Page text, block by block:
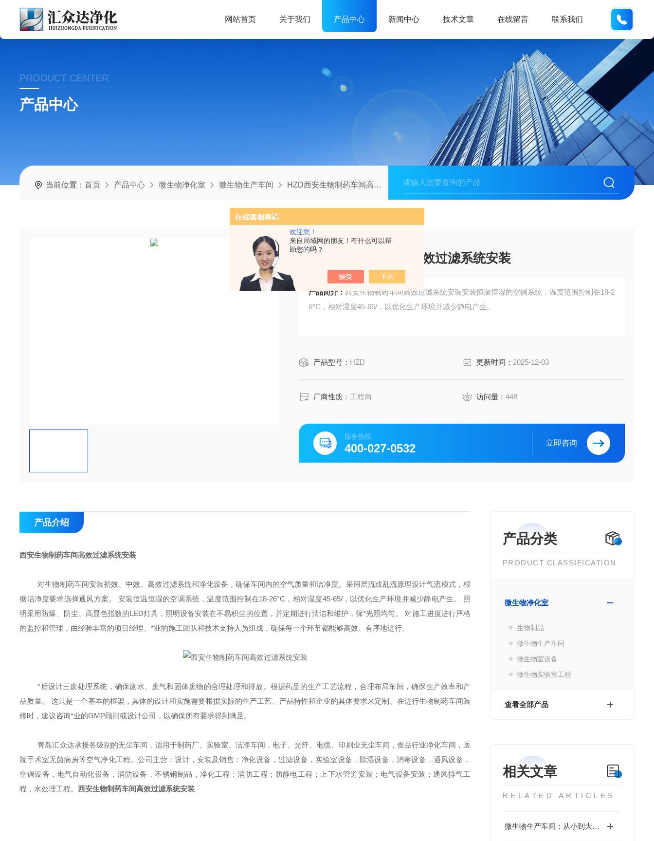
欢迎您！
来自局域网的朋友！有什么可以帮
助您的吗？
网站首页 关于我们 产品中心 新闻中心 技术文章 在线留言 联系我们
PRODUCT CENTER
产品中心
当前位置：首页 产品中心 微生物净化室 微生物生产车间 HZD西安生物制药车间高效过滤系统安装
西安生物制药车间高效过滤系统安装
产品简介： 西安生物制药车间高效过滤系统安装安装恒温恒湿的空调系统，温度范围控制在18-2
6°C，相对湿度45-65/，以优化生产环境并减少静电产生。
产品型号： HZD 更新时间： 2025-12-03
厂商性质： 工程商 访问量： 448
服务热线
400-027-0532 立即咨询
产品分类
PRODUCT CLASSIFICATION
微生物净化室
生物制品
微生物生产车间
微生物室设备
微生物实验室工程
查看全部产品
相关文章
RELATED ARTICLES
微生物生产车间：从小到大的制造奇迹
产品介绍
西安生物制药车间高效过滤系统安装
对生物制药车间安装初效、中效、高效过滤系统和净化设备，确保车间内的空气质量和洁净度。采用层流或乱流原理设计气流模式，根
据洁净度要求选择通风方案。
安装恒温恒湿的空调系统，温度范围控制在18-26°C，相对湿度45-65/，以优化生产环境并减少静电产生。
照
明采用防爆、防尘、高显色指数的LED灯具，照明设备安装在不易积尘的位置，并定期进行清洁和维护，保*光照均匀。
对施工进度进行严格
的监控和管理，由经验丰富的项目经理、*业的施工团队和技术支持人员组成，确保每一个环节都能够高效、有序地进行。
*后设计三废处理系统，确保废水、废气和固体废物的合理处理和排放。根据药品的生产工艺流程，合理布局车间，确保生产效率和产
品质量。
这只是一个基本的框架，具体的设计和实施需要根据实际的生产工艺、产品特性和企业的具体要求来定制。在进行生物制药车间装
修时，建议咨询*业的GMP顾问或设计公司，以确保所有要求得到满足。
青岛汇众达承接各级别的无尘车间，适用于制药厂、实验室、洁净车间，电子、光纤、电缆、印刷业无尘车间，食品行业净化车间，医
院手术室无菌病房等空气净化工程。公司主营：设计，安装及销售：净化设备，过滤设备，实验室设备，除湿设备，消毒设备，通风设备，
空调设备，电气自动化设备，消防设备，不锈钢制品，净化工程；消防工程；防静电工程；上下水管道安装；电气设备安装；通风排气工
程，水处理工程。西安生物制药车间高效过滤系统安装